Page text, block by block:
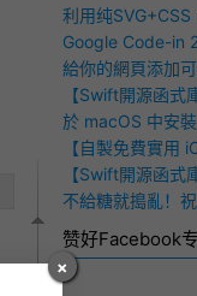
×
快捷多功能计算器
利用纯
动画实现手写毛
Google Code-in
與感想
給你的網頁添加
【Swift開源函式
– 於屏幕上顯示
於 macOS 中安
工具
【自製免費實用
要下車！
【Swift開源函
– 通過文字表達式
不給糖就搗亂！
赞好Facebook